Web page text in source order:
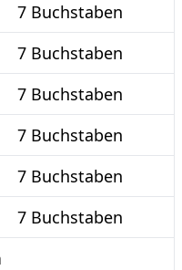
7 Buchstaben
7 Buchstaben
7 Buchstaben
7 Buchstaben
7 Buchstaben
7 Buchstaben